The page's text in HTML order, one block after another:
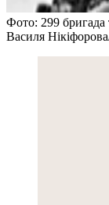
Фото: 299 бригада
Василя